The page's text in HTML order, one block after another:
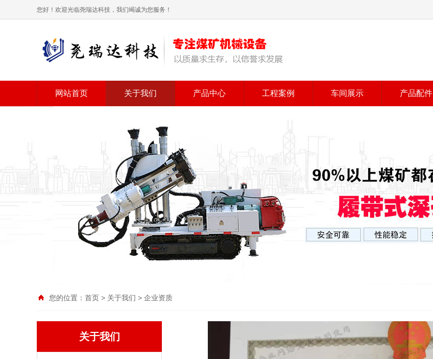
您好！欢迎光临尧瑞达科技，我们竭诚为您服务！
网站首页 关于我们 产品中心 工程案例 车间展示 产品配件
您的位置： 首页 > 关于我们 > 企业资质
关于我们